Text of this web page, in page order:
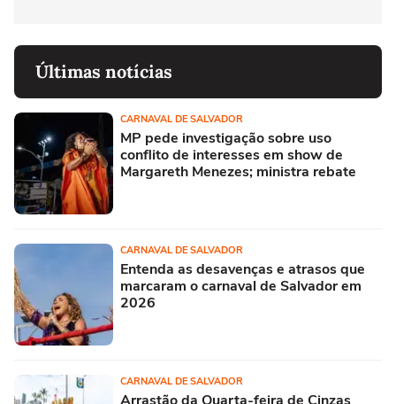
Últimas notícias
CARNAVAL DE SALVADOR
MP pede investigação sobre uso
conflito de interesses em show de
Margareth Menezes; ministra rebate
CARNAVAL DE SALVADOR
Entenda as desavenças e atrasos que
marcaram o carnaval de Salvador em
2026
CARNAVAL DE SALVADOR